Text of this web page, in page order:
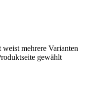
weist mehrere Varianten
gewählt